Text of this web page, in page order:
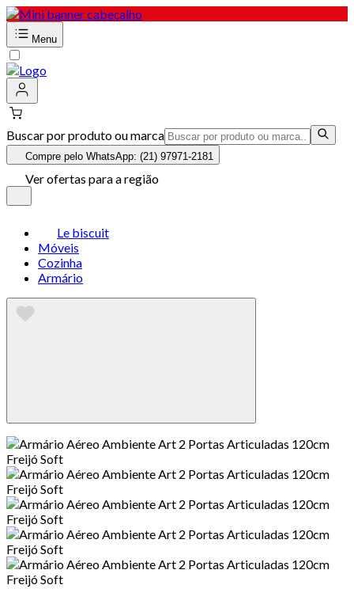
Menu
Buscar por produto ou marca
Compre pelo WhatsApp: (21) 97971-2181
Ver ofertas para a região
Le biscuit
Móveis
Cozinha
Armário